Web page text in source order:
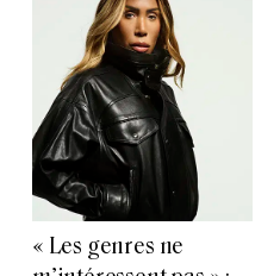
« Les genres ne